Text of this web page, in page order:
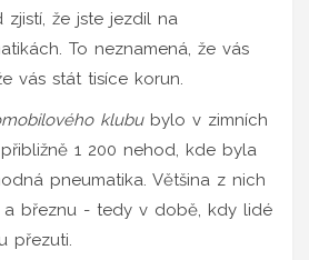
že jste jezdil na
To neznamená, že vás
vás stát tisíce korun.
klububylo v zimních
1 200 nehod, kde byla
pneumatika. Většina z nich
březnu - tedy v době, kdy lidé
přezuti.